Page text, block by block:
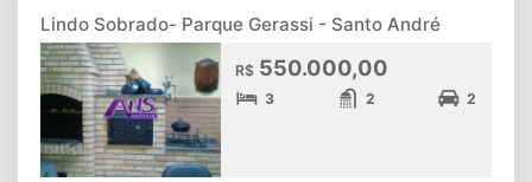
Lindo Sobrado- Parque Gerassi - Santo André
R$ 550.000,00
3 2 2